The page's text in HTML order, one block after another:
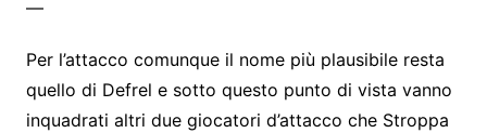
—
Per l’attacco comunque il nome più plausibile resta
quello di Defrel e sotto questo punto di vista vanno
inquadrati altri due giocatori d’attacco che Stroppa